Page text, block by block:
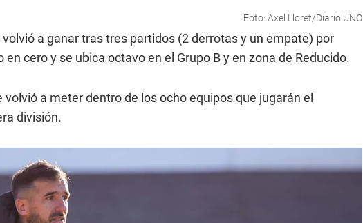
Foto: Axel Lloret/Diario UNO
volvió a ganar tras tres partidos (2 derrotas y un empate) por
cero y se ubica octavo en el Grupo B y en zona de Reducido.
volvió a meter dentro de los ocho equipos que jugarán el
división.